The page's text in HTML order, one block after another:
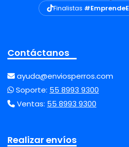
Finalistas
Contáctanos
ayuda@enviosperros.com
Soporte: 55 8993 9300
Ventas: 55 8993 9300
Realizar envíos